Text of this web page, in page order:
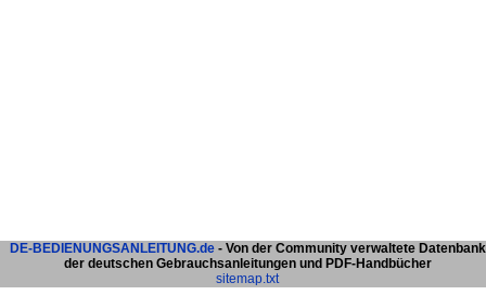
DE-BEDIENUNGSANLEITUNG.de- Von der Community verwaltete Datenbank
der deutschen Gebrauchsanleitungen und PDF-Handbücher
sitemap.txt